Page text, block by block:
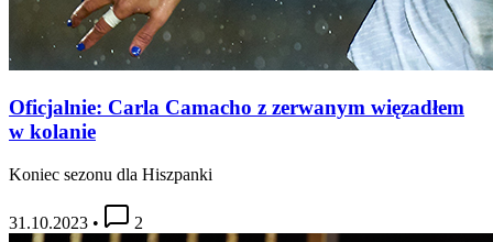
Oficjalnie: Carla Camacho z zerwanym więzadłem
w kolanie
Koniec sezonu dla Hiszpanki
31.10.2023 • 2